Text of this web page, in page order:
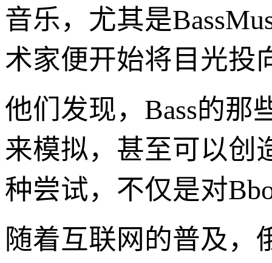
音乐，尤其是
术家便开始将目光投
他们发现，Bass的那
来模拟，甚至可以创
种尝试，不仅是对
随着互联网的普及，